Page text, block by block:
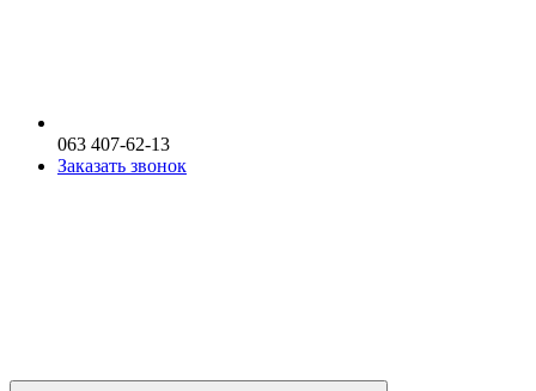
063 407-62-13
Заказать звонок